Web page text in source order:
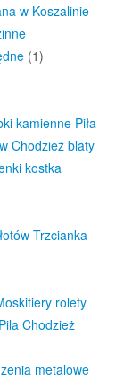
w Koszalinie
(1)
kamienne Piła
Chodzież blaty
kostka
Trzcianka
rolety
Chodzież
metalowe